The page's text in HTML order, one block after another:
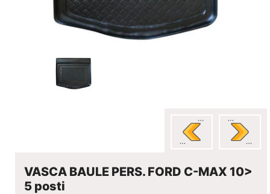
VASCA BAULE PERS. FORD C-MAX 10>
5 posti